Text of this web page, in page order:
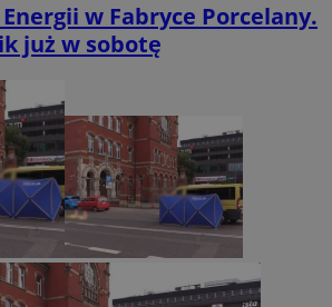
w Fabryce Porcelany.
już w sobotę